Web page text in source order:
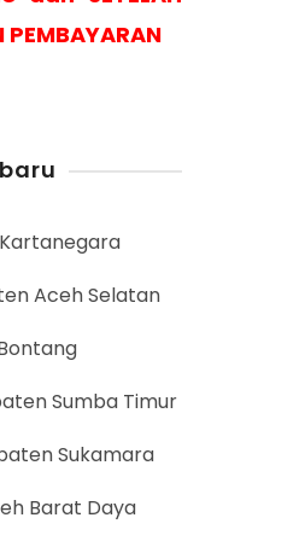
PEMBAYARAN
Aceh Selatan
Sumba Timur
Sukamara
Barat Daya